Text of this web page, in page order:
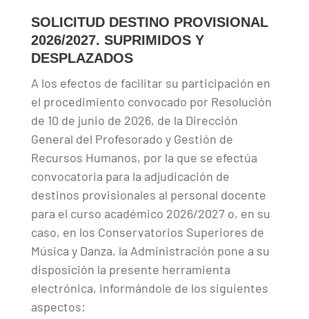
SOLICITUD DESTINO PROVISIONAL
2026/2027. SUPRIMIDOS Y
DESPLAZADOS
A los efectos de facilitar su participación en
el procedimiento convocado por Resolución
de 10 de junio de 2026, de la Dirección
General del Profesorado y Gestión de
Recursos Humanos, por la que se efectúa
convocatoria para la adjudicación de
destinos provisionales al personal docente
para el curso académico 2026/2027 o, en su
caso, en los Conservatorios Superiores de
Música y Danza, la Administración pone a su
disposición la presente herramienta
electrónica, informándole de los siguientes
aspectos: